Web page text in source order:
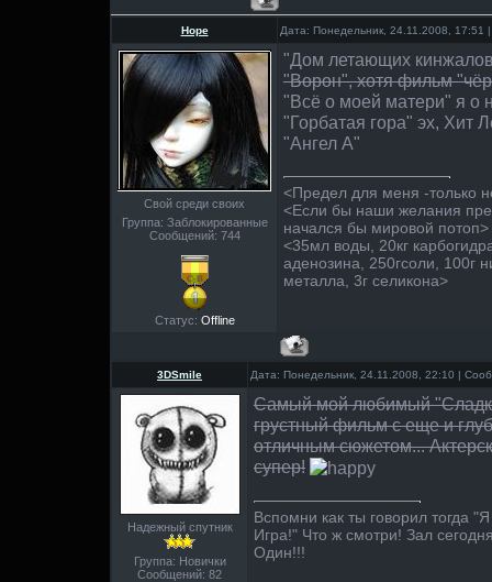
Hope Дата: Понедельник, 24.11.2008,
Свой среди своих
Группа: Заблокированные
Сообщений: 744
Статус: Offline
"Дом летающих
"Ворон", хотя фильм
"Всё о моей матери" я о
"Горбатая гора" эх, Хит
"Ангел А"
<Предел для меня -только
<Если бы наши желания
начался бы мировой потоп>
<35мл воды, 20кг
аденозина, 250гсоли, 100г
металла, 3г селикона>
3DSmile Дата: Понедельник, 24.11.2008, 22:10 |
Надежный спутник
Группа: Новички
Сообщений: 82
Самый мой любимый
грустный фильм с еще и
отличным сюжетом...
супер!
Вспомни как ты говорил тогда
Игра!" Что ж смотри! Зал
Один!!!